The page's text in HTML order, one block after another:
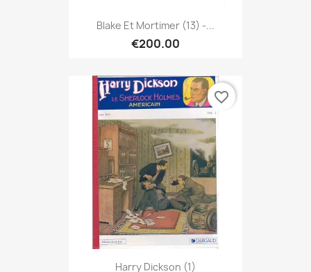
Blake Et Mortimer (13) -...
€200.00
Harry Dickson (1)
favorite_border